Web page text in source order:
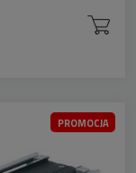
PROMOCJA